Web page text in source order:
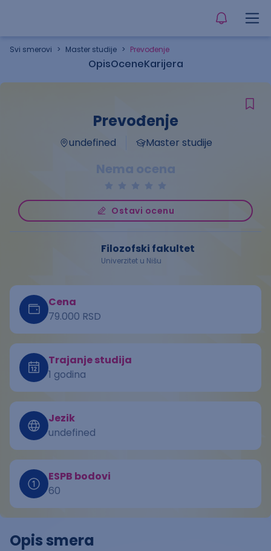
Svi smerovi > Master studije > Prevođenje
OpisOceneKarijera
Prevođenje
undefined Master studije
Nema ocena
Ostavi ocenu
Filozofski fakultet
Univerzitet u Nišu
Cena
79.000 RSD
Trajanje studija
1 godina
Jezik
undefined
ESPB bodovi
60
Opis smera